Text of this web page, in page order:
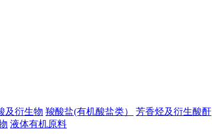
及衍生物 羧酸盐(有机酸盐类） 芳香烃及衍生酸酐
液体有机原料